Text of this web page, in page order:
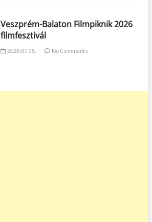
Veszprém-Balaton Filmpiknik 2026
filmfesztivál
2026.07.15. No Comments